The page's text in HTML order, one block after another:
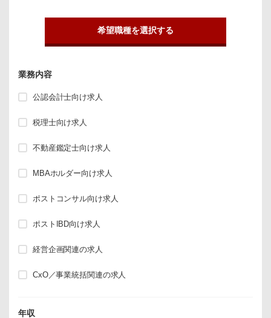
希望職種を選択する
業務内容
公認会計士向け求人
税理士向け求人
不動産鑑定士向け求人
MBAホルダー向け求人
ポストコンサル向け求人
ポストIBD向け求人
経営企画関連の求人
CxO／事業統括関連の求人
年収